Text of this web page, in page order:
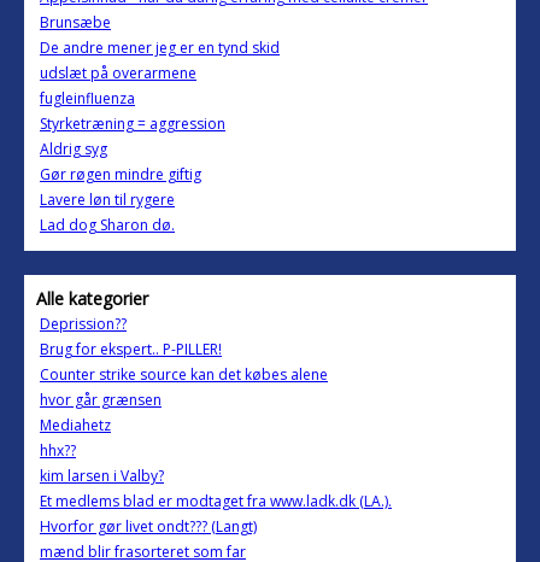
Brunsæbe
De andre mener jeg er en tynd skid
udslæt på overarmene
fugleinfluenza
Styrketræning = aggression
Aldrig syg
Gør røgen mindre giftig
Lavere løn til rygere
Lad dog Sharon dø.
Alle kategorier
Deprission??
Brug for ekspert.. P-PILLER!
Counter strike source kan det købes alene
hvor går grænsen
Mediahetz
hhx??
kim larsen i Valby?
Et medlems blad er modtaget fra www.ladk.dk (LA.).
Hvorfor gør livet ondt??? (Langt)
mænd blir frasorteret som far